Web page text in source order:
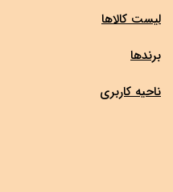
لیست کالاها
برندها
ناحیه کاربری